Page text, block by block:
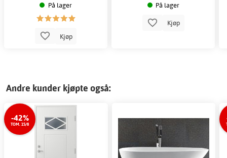
På lager
Kjøp
På lager
Kjøp
Andre kunder kjøpte også:
-42%
TOM. 15/8